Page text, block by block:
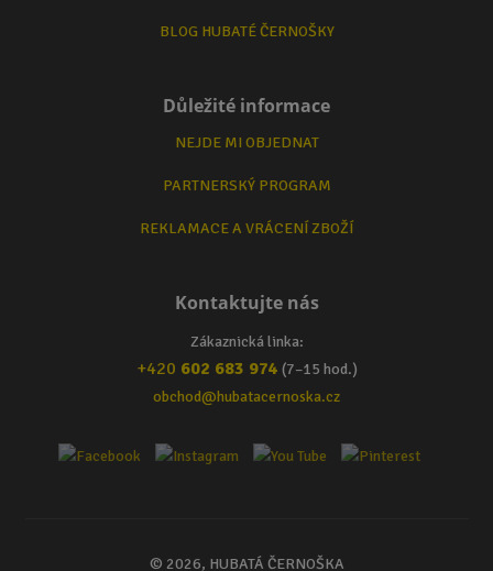
BLOG HUBATÉ ČERNOŠKY
Důležité informace
NEJDE MI OBJEDNAT
PARTNERSKÝ PROGRAM
REKLAMACE A VRÁCENÍ ZBOŽÍ
Kontaktujte nás
Zákaznická linka:
+420 602 683 974 (7–15 hod.)
obchod@hubatacernoska.cz
© 2026, HUBATÁ ČERNOŠKA